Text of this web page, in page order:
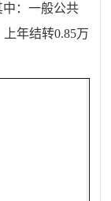
中：一般公共
上年结转0.85万